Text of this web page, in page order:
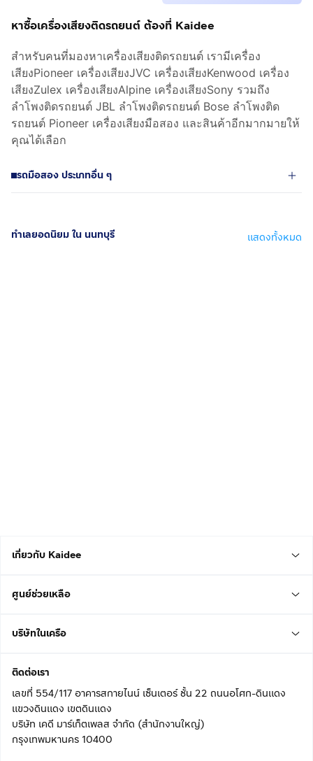
หาซื้อเครื่องเสียงติดรถยนต์ ต้องที่ Kaidee
สำหรับคนที่มองหาเครื่องเสียงติดรถยนต์ เรามีเครื่อง
เสียงPioneer เครื่องเสียงJVC เครื่องเสียงKenwood เครื่อง
เสียงZulex เครื่องเสียงAlpine เครื่องเสียงSony รวมถึง
ลำโพงติดรถยนต์ JBL ลำโพงติดรถยนต์ Bose ลำโพงติด
รถยนต์ Pioneer เครื่องเสียงมือสอง และสินค้าอีกมากมายให้
คุณได้เลือก
รถมือสอง ประเภทอื่น ๆ
ทำเลยอดนิยม ใน นนทบุรี แสดงทั้งหมด
เกี่ยวกับ Kaidee
ศูนย์ช่วยเหลือ
บริษัทในเครือ
ติดต่อเรา
เลขที่ 554/117 อาคารสกายไนน์ เซ็นเตอร์ ชั้น 22 ถนนอโศก-ดินแดง
แขวงดินแดง เขตดินแดง
บริษัท เคดี มาร์เก็ตเพลส จำกัด (สำนักงานใหญ่)
กรุงเทพมหานคร 10400